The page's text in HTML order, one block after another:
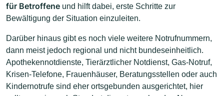
für Betroffene und hilft dabei, erste Schritte zur
Bewältigung der Situation einzuleiten.
Darüber hinaus gibt es noch viele weitere Notrufnummern,
dann meist jedoch regional und nicht bundeseinheitlich.
Apothekennotdienste, Tierärztlicher Notdienst, Gas-Notruf,
Krisen-Telefone, Frauenhäuser, Beratungsstellen oder auch
Kindernotrufe sind eher ortsgebunden ausgerichtet, hier